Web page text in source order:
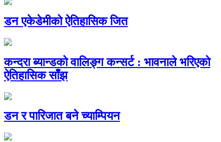
डन एकेडेमीको ऐतिहासिक जित
कन्दरा ब्यान्डको वालिङ्ग कन्सर्ट : भावनाले भरिएको
ऐतिहासिक साँझ
डन र पारिजात बने च्याम्पियन